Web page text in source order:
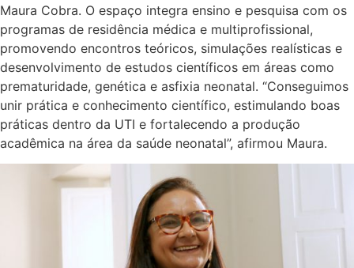
Maura Cobra. O espaço integra ensino e pesquisa com os
programas de residência médica e multiprofissional,
promovendo encontros teóricos, simulações realísticas e
desenvolvimento de estudos científicos em áreas como
prematuridade, genética e asfixia neonatal. “Conseguimos
unir prática e conhecimento científico, estimulando boas
práticas dentro da UTI e fortalecendo a produção
acadêmica na área da saúde neonatal”, afirmou Maura.